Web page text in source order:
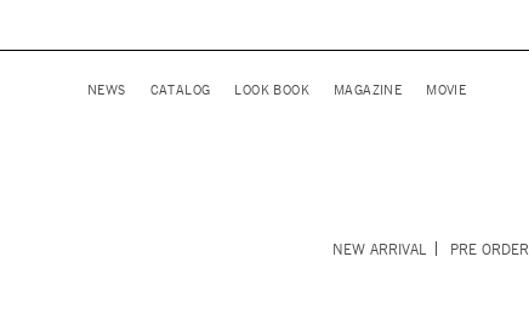
NEWS CATALOG LOOK BOOK MAGAZINE MOVIE
NEW ARRIVAL
PRE ORDER